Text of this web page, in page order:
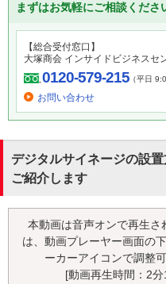
まずはお気軽にご相談くださ
【総合受付窓口】
大塚商会 インサイドビジネスセ
0120-579-215（平日
お問い合わせ
デジタルサイネージの設
ご紹介します
本動画は音声オンで再生さ
は、動画プレーヤー画面の
ーカーアイコンで調整可
[動画再生時間：2分